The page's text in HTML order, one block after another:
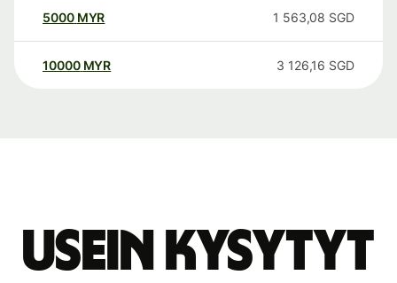
5000 MYR 1 563,08 SGD
10000 MYR 3 126,16 SGD
Usein kysytyt